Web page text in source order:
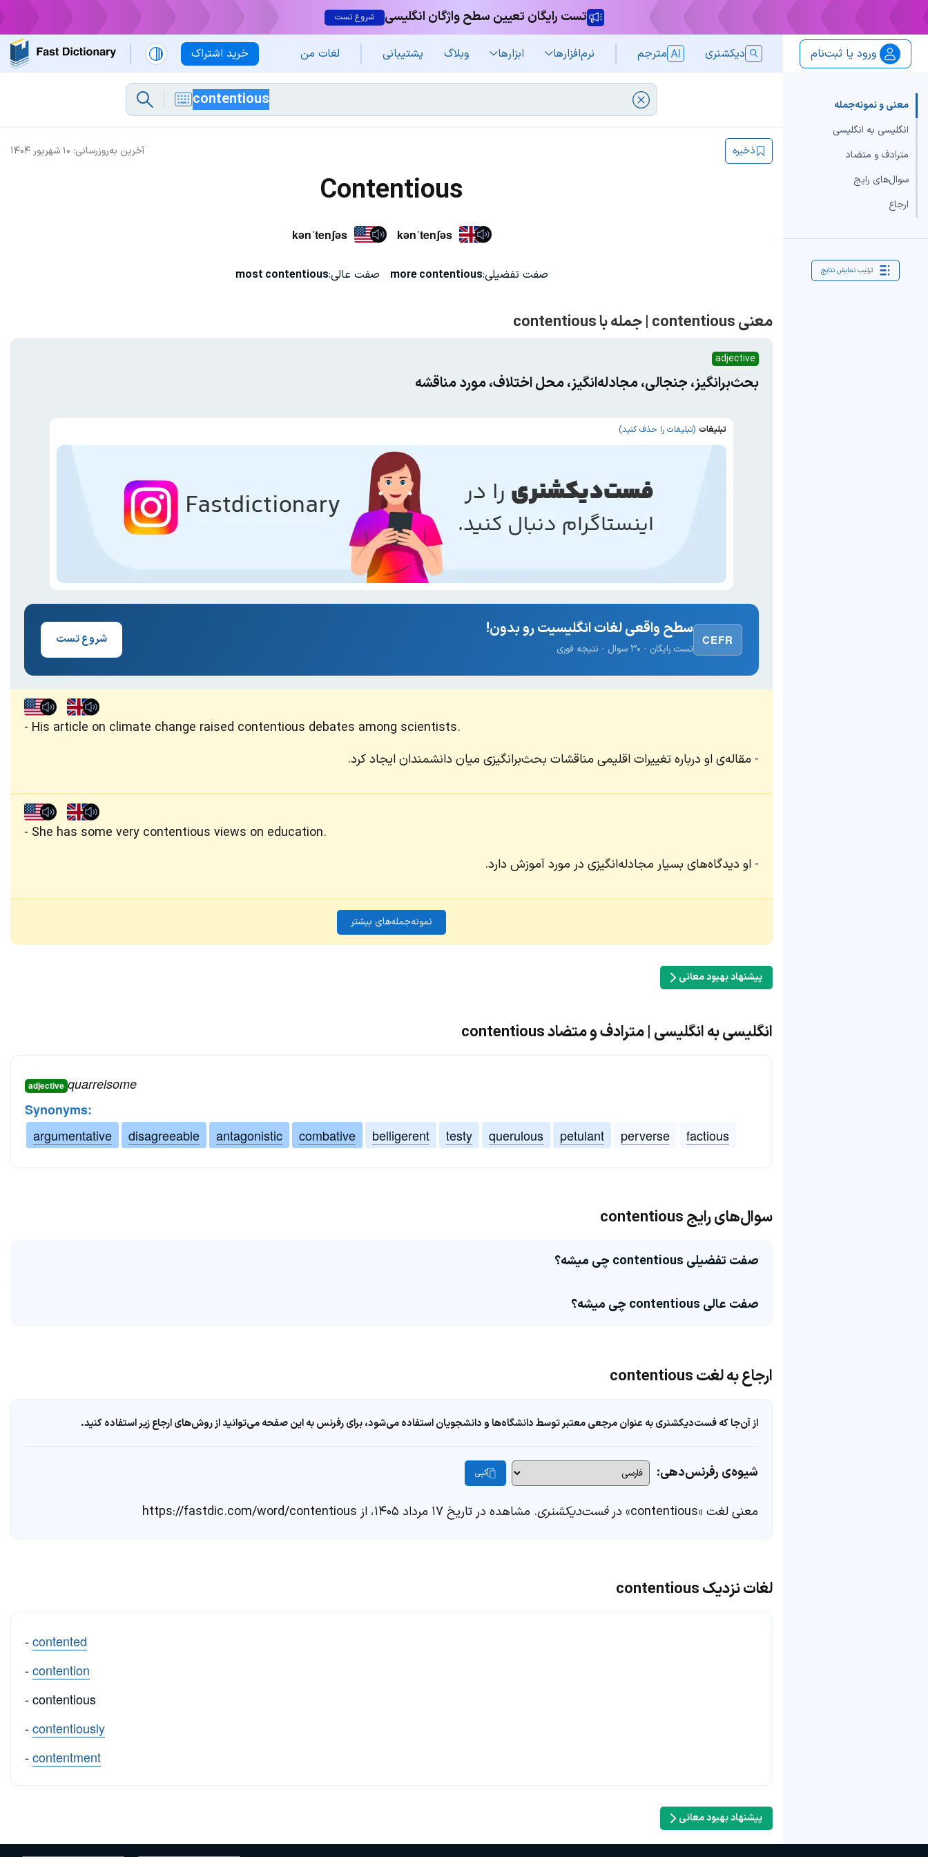
تست رایگان تعیین سطح واژگان انگلیسی شروع تست
خرید اشتراک ورود یا ثبت‌نام دیکشنری مترجم نرم‌افزار‌ها ابزارها وبلاگ پشتیبانی لغات من
معنی و نمونه‌جمله
انگلیسی به انگلیسی
مترادف و متضاد
سوال‌های رایج
ارجاع
ترتیب نمایش نتایج
آخرین به‌روزرسانی: ۱۰ شهریور ۱۴۰۴ ذخیره
Contentious
kənˈtenʃəs kənˈtenʃəs
صفت تفضیلی:more contentious صفت عالی:most contentious
معنی contentious | جمله با contentious
adjective
بحث‌برانگیز، جنجالی، مجادله‌انگیز، محل اختلاف، مورد مناقشه
تبلیغات (تبلیغات را حذف کنید)
CEFR
سطح واقعی لغات انگلیسیت رو بدون!
تست رایگان · ۳۰ سوال · نتیجه فوری
شروع تست
His article on climate change raised contentious debates among scientists.
مقاله‌ی او درباره تغییرات اقلیمی مناقشات بحث‌برانگیزی میان دانشمندان ایجاد کرد.
She has some very contentious views on education.
او دیدگاه‌های بسیار مجادله‌انگیزی در مورد آموزش دارد.
نمونه‌جمله‌های بیشتر
پیشنهاد بهبود معانی
انگلیسی به انگلیسی | مترادف و متضاد contentious
adjective quarrelsome
Synonyms:
argumentative
disagreeable antagonistic combative belligerent testy querulous petulant perverse factious
سوال‌های رایج contentious
صفت تفضیلی contentious چی میشه؟
صفت عالی contentious چی میشه؟
ارجاع به لغت contentious
از آن‌جا که فست‌دیکشنری به عنوان مرجعی معتبر توسط دانشگاه‌ها و دانشجویان استفاده می‌شود، برای رفرنس به این صفحه می‌توانید از روش‌های ارجاع زیر استفاده کنید.
شیوه‌ی رفرنس‌دهی: کپی
معنی لغت «contentious» در فست‌دیکشنری. مشاهده در تاریخ ۱۷ مرداد ۱۴۰۵، از https://fastdic.com/word/contentious
لغات نزدیک contentious
-contented
-contention
- contentious
-contentiously
-contentment
پیشنهاد بهبود معانی